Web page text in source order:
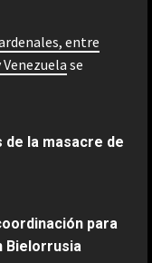
entre
se
de la masacre de
para
Bielorrusia